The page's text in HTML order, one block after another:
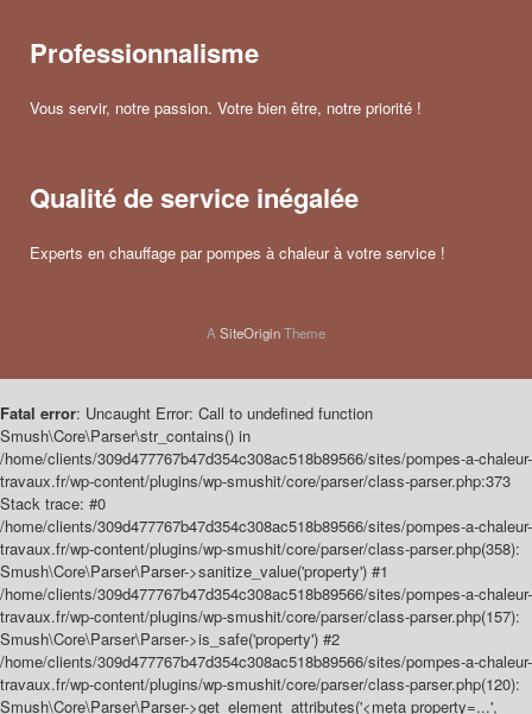
Professionnalisme
Vous servir, notre passion. Votre bien être, notre priorité !
Qualité de service inégalée
Experts en chauffage par pompes à chaleur à votre service !
ASiteOriginTheme
Fatal error: Uncaught Error: Call to undefined function
Smush\Core\Parser\str_contains() in
/home/clients/309d477767b47d354c308ac518b89566/sites/pompes-a-chaleur-
travaux.fr/wp-content/plugins/wp-smushit/core/parser/class-parser.php:373
Stack trace: #0
/home/clients/309d477767b47d354c308ac518b89566/sites/pompes-a-chaleur-
travaux.fr/wp-content/plugins/wp-smushit/core/parser/class-parser.php(358):
Smush\Core\Parser\Parser->sanitize_value('property') #1
/home/clients/309d477767b47d354c308ac518b89566/sites/pompes-a-chaleur-
travaux.fr/wp-content/plugins/wp-smushit/core/parser/class-parser.php(157):
Smush\Core\Parser\Parser->is_safe('property') #2
/home/clients/309d477767b47d354c308ac518b89566/sites/pompes-a-chaleur-
travaux.fr/wp-content/plugins/wp-smushit/core/parser/class-parser.php(120):
Smush\Core\Parser\Parser->get_element_attributes('<meta property=...',